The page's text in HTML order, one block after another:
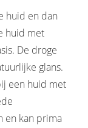
huid en dan
huid met
De droge
glans.
een huid met
en kan prima